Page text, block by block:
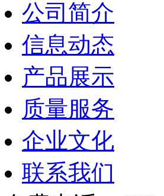
公司简介
信息动态
产品展示
质量服务
企业文化
联系我们